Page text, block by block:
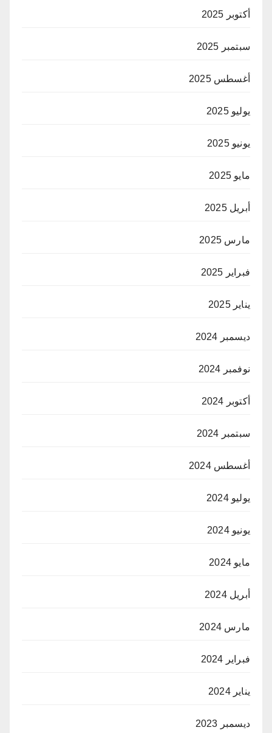
أكتوبر 2025
سبتمبر 2025
أغسطس 2025
يوليو 2025
يونيو 2025
مايو 2025
أبريل 2025
مارس 2025
فبراير 2025
يناير 2025
ديسمبر 2024
نوفمبر 2024
أكتوبر 2024
سبتمبر 2024
أغسطس 2024
يوليو 2024
يونيو 2024
مايو 2024
أبريل 2024
مارس 2024
فبراير 2024
يناير 2024
ديسمبر 2023